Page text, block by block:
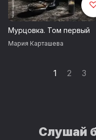
Мурцовка. Том первый
Мария Карташева
1 2 3
Слушай